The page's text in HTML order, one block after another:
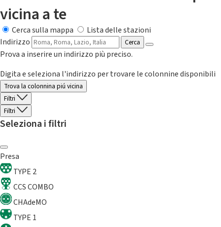
vicina a te
Cerca sulla mappa
Lista delle stazioni
Indirizzo
Cerca
Prova a inserire un indirizzo più preciso.
Digita e seleziona l'indirizzo per trovare le colonnine disponibili
Trova la colonnina piú vicina
Filtri
Filtri
Seleziona i filtri
Presa
TYPE 2
CCS COMBO
CHAdeMO
TYPE 1